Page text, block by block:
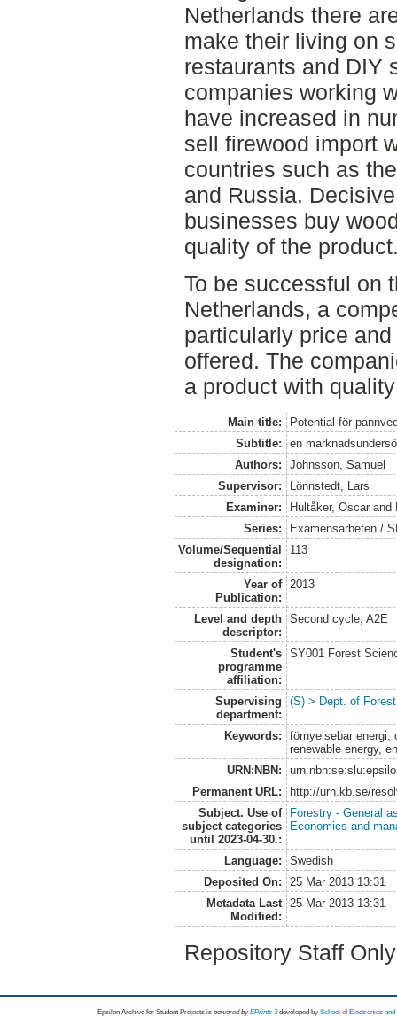
Netherlands there
make their living on
restaurants and DIY
companies working
have increased in
sell firewood import
countries such as
and Russia.
businesses buy
quality of the
To be successful on
Netherlands, a
particularly price
offered. The
a product with
Main title:
Potential för
Subtitle:
en
Authors:
Johnsson, Samuel
Supervisor:
Lönnstedt, Lars
Examiner:
Hultåker, Oscar and
Series:
Examensarbeten /
Volume/Sequential
designation:
113
Year of
Publication:
2013
Level and depth
descriptor:
Second cycle, A2E
Student's
programme
affiliation:
SY001 Forest
Supervising
department:
(S) > Dept. of
Keywords:
förnyelsebar energi,
renewable energy,
URN:NBN:
Permanent URL:
http://urn.kb.se/
Subject. Use of
subject categories
until 2023-04-30.:
Forestry - General
Economics and
Language:
Swedish
Deposited On:
25 Mar 2013 13:31
Metadata Last
Modified:
25 Mar 2013 13:31
Repository Staff
Epsilon Archive for Student Projects is powored byEPrints 3 developed by School of Electronics